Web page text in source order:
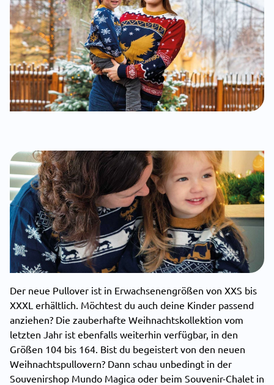
Der neue Pullover ist in Erwachsenengrößen von XXS bis
XXXL erhältlich. Möchtest du auch deine Kinder passend
anziehen? Die zauberhafte Weihnachtskollektion vom
letzten Jahr ist ebenfalls weiterhin verfügbar, in den
Größen 104 bis 164. Bist du begeistert von den neuen
Weihnachtspullovern? Dann schau unbedingt in der
Souvenirshop Mundo Magica oder beim Souvenir-Chalet in